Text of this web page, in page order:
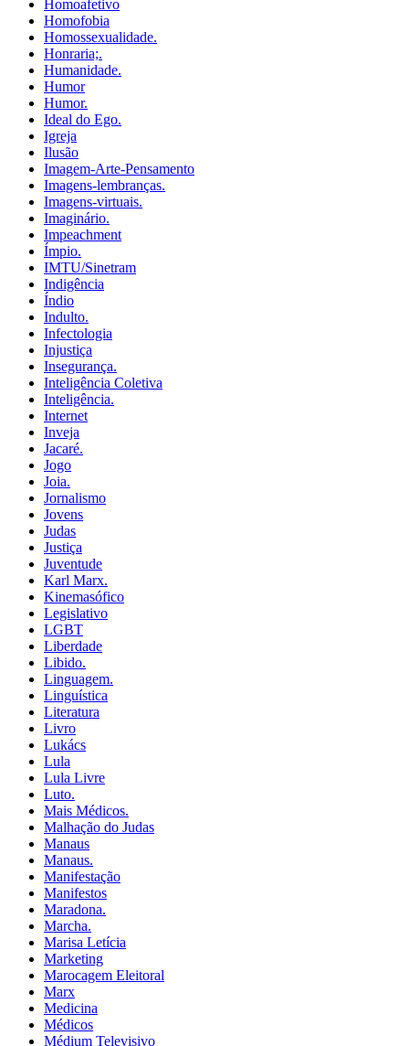
Homoafetivo
Homofobia
Homossexualidade.
Honraria;.
Humanidade.
Humor
Humor.
Ideal do Ego.
Igreja
Ilusão
Imagem-Arte-Pensamento
Imagens-lembranças.
Imagens-virtuais.
Imaginário.
Impeachment
Ímpio.
IMTU/Sinetram
Indigência
Índio
Indulto.
Infectologia
Injustiça
Insegurança.
Inteligência Coletiva
Inteligência.
Internet
Inveja
Jacaré.
Jogo
Joia.
Jornalismo
Jovens
Judas
Justiça
Juventude
Karl Marx.
Kinemasófico
Legislativo
LGBT
Liberdade
Libido.
Linguagem.
Linguística
Literatura
Livro
Lukács
Lula
Lula Livre
Luto.
Mais Médicos.
Malhação do Judas
Manaus
Manaus.
Manifestação
Manifestos
Maradona.
Marcha.
Marisa Letícia
Marketing
Marocagem Eleitoral
Marx
Medicina
Médicos
Médium Televisivo